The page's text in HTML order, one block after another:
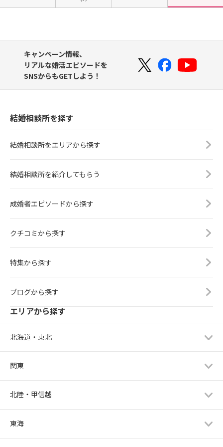
キャンペーン情報、
リアルな婚活エピソードを
SNSからもGETしよう！
結婚相談所を探す
結婚相談所をエリアから探す
結婚相談所を紹介してもらう
成婚者エピソードから探す
クチコミから探す
特集から探す
ブログから探す
エリアから探す
北海道・東北
関東
北陸・甲信越
東海